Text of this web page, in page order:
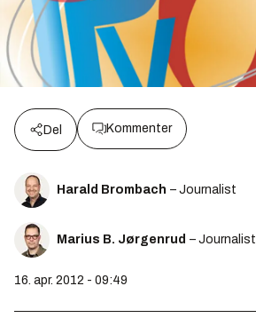
Del Kommenter
Harald Brombach – Journalist
Marius B. Jørgenrud – Journalist
16. apr. 2012 - 09:49